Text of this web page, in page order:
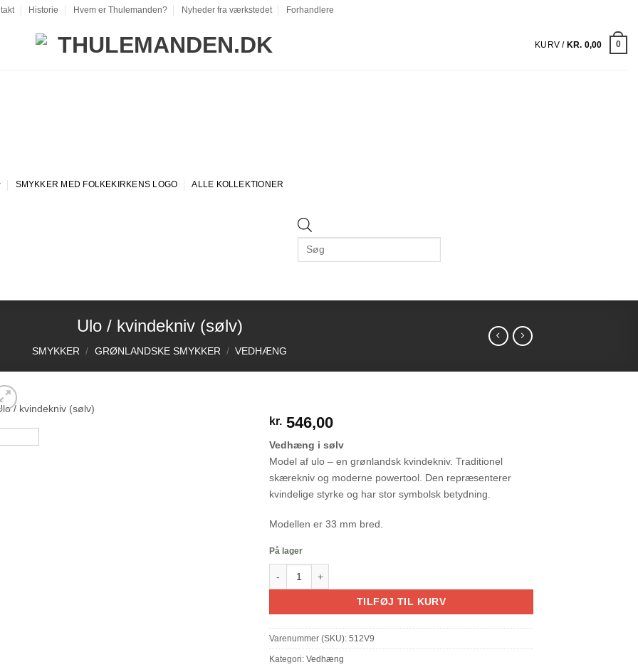
Historie Hvem er Thulemanden? Nyheder fra værkstedet Forhandlere
KURV / KR. 0,00 0
SMYKKER MED FOLKEKIRKENS LOGO ALLE KOLLEKTIONER
search
Ulo / kvindekniv (sølv)
SMYKKER / GRØNLANDSKE SMYKKER / VEDHÆNG
kr. 546,00
Vedhæng i sølv
Model af ulo – en grønlandsk kvindekniv. Traditionel
skærekniv og moderne powertool. Den repræsenterer
kvindelige styrke og har stor symbolsk betydning.
Modellen er 33 mm bred.
På lager
TILFØJ TIL KURV
Varenummer (SKU):512V9
Kategori:Vedhæng